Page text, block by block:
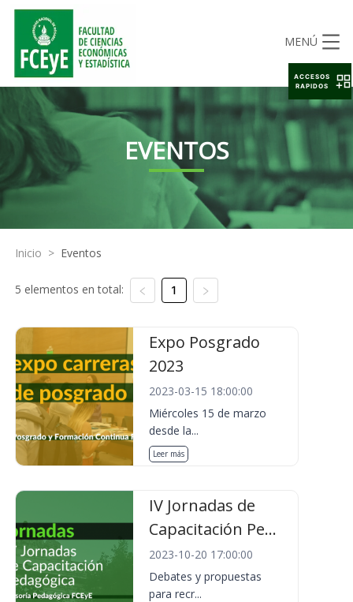
MENÚ
EVENTOS
Inicio > Eventos
5 elementos en total: 1
Expo Posgrado
2023
2023-03-15 18:00:00
Miércoles 15 de marzo
desde la...
Leer más
IV Jornadas de
Capacitación Pe...
2023-10-20 17:00:00
Debates y propuestas
para recr...
ACCESOS
RAPIDOS